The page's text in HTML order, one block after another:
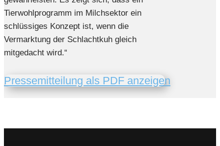
Tierwohlprogramm im Milchsektor ein
schlüssiges Konzept ist, wenn die
Vermarktung der Schlachtkuh gleich
mitgedacht wird.“
Pressemitteilung als PDF anzeigen